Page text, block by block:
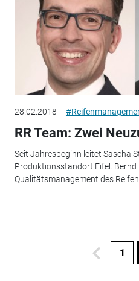
28.02.2018
RR Team: Zwei
Seit Jahresbeginn leitet Sascha
Produktionsstandort Eifel.
Qualitätsmanagement des
1